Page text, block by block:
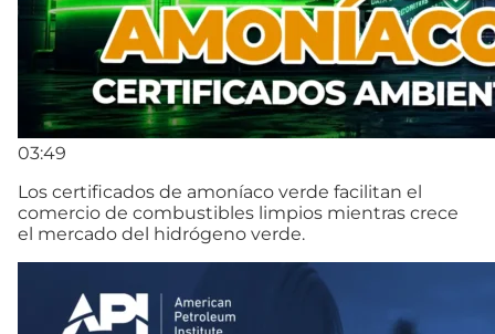
03:49
Los certificados de amoníaco verde facilitan el
comercio de combustibles limpios mientras crece
el mercado del hidrógeno verde.